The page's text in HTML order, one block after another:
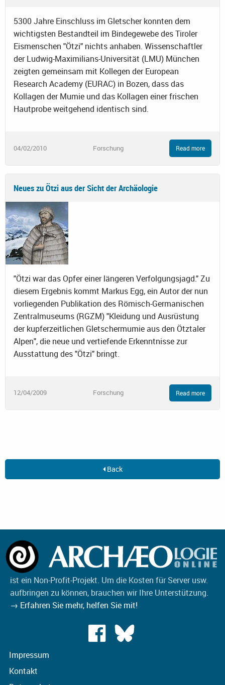
5300 Jahre Einschluss im Gletscher konnten dem
wichtigsten Bestandteil im Bindegewebe des Tiroler
Eismenschen "Ötzi" nichts anhaben. Wissenschaftler
der Ludwig-Maximilians-Universität (LMU) München
zeigten gemeinsam mit Kollegen der European
Research Academy (EURAC) in Bozen, dass das
Kollagen der Mumie und das Kollagen einer frischen
Hautprobe weitgehend identisch sind.
04/02/2010 Forschung Read more
Neues zu Ötzi aus der Sicht der Archäologie
"Ötzi war das Opfer einer längeren Verfolgungsjagd." Zu
diesem Ergebnis kommt Markus Egg, ein Autor der nun
vorliegenden Publikation des Römisch-Germanischen
Zentralmuseums (RGZM) "Kleidung und Ausrüstung
der kupferzeitlichen Gletschermumie aus den Ötztaler
Alpen", die neue und vertiefende Erkenntnisse zur
Ausstattung des "Ötzi" bringt.
12/04/2009 Forschung Read more
Back
ist ein Non-Profit-Projekt. Um die Kosten für Server usw.
aufbringen zu können, brauchen wir Ihre Unterstützung.
→ Erfahren Sie mehr, helfen Sie mit!
Impressum
Kontakt